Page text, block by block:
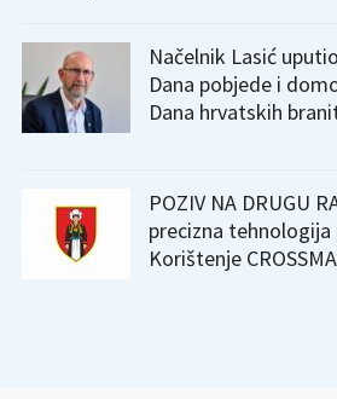
Načelnik Lasić
Dana pobjede i
Dana hrvatskih
POZIV NA DRUGU
precizna
Korištenje